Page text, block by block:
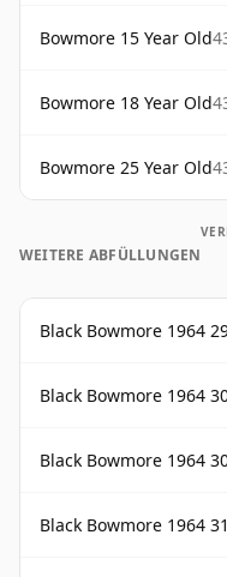
Bowmore 15 Year Old
Bowmore 18 Year Old
Bowmore 25 Year Old
WEITERE ABFÜLLUNGEN
Black Bowmore 1964
Black Bowmore 1964
Black Bowmore 1964
Black Bowmore 1964